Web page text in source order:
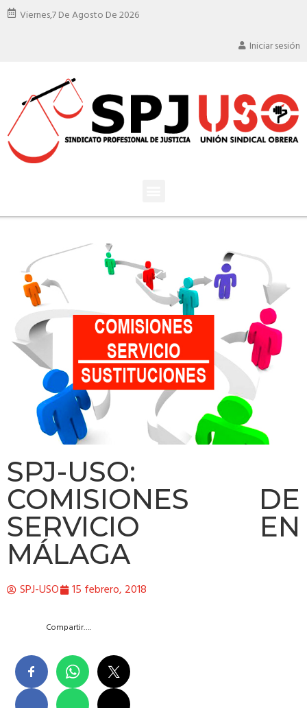
Viernes,7 De Agosto De 2026
Iniciar sesión
SPJ-USO:
COMISIONES DE
SERVICIO EN
MÁLAGA
SPJ-USO 15 febrero, 2018
Compartir….